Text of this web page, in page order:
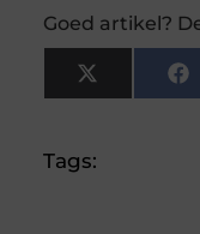
Goed artikel?
X
(Twitter)
Tags: